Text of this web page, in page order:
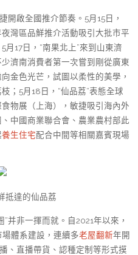
開啟全國推介節奏。5月15日，
灣區品鮮推介活動吸引大批市平
月17日，“南果北上”來到山東濟
濟南消費者第一次嘗到剛從廣東
金色光芒，試圖以柔性的美學，
；5月18日，“仙品荔”表態全球
物展（上海），敏捷吸引海內外
中國商業聯合會、農業農村部此
養生住宅配合中間等相關嘉賓現場
抵達的仙品荔
”并非一揮而就。自2021年以來，
場體系建設，連續多老屋翻新年開
、直播帶貨、認種定制等形式摸